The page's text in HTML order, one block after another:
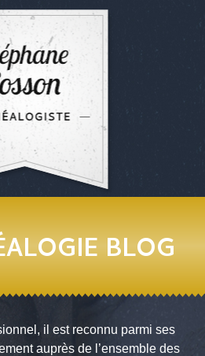
BLOG
il est reconnu parmi ses
auprès de l’ensemble des